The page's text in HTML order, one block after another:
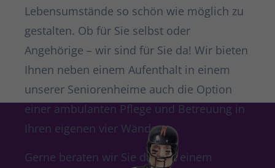
Lebensumstände so schön wie möglich zu
gestalten. Ob für Sie selbst oder
Angehörige – wir sind für Sie da! Wir bieten
Ihnen neben einem Aufenthalt in einem
unserer Seniorenheime auch die Option
einer ambulanten Pflege und Betreuung in
Ihren eigenen vier Wänden.
Gerne beraten wir Sie dazu in einem